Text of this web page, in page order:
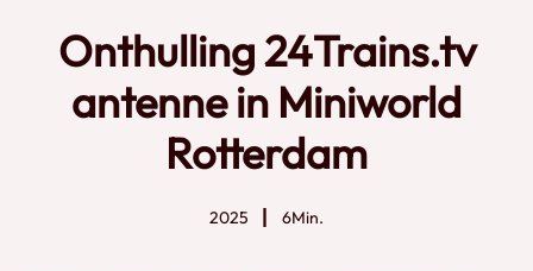
Onthulling 24Trains.tv
antenne in Miniworld
Rotterdam
2025 6Min.